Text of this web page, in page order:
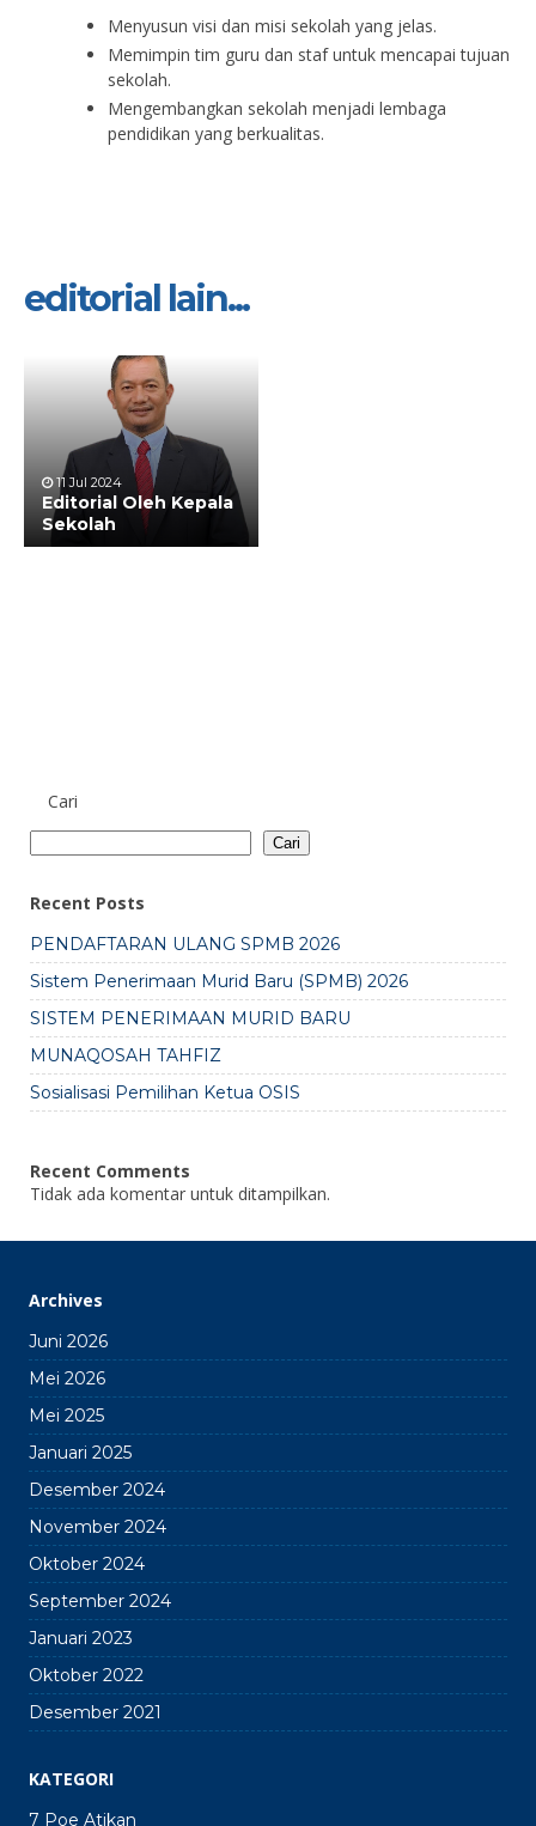
Menyusun visi dan misi sekolah yang jelas.
Memimpin tim guru dan staf untuk mencapai tujuan
sekolah.
Mengembangkan sekolah menjadi lembaga
pendidikan yang berkualitas.
editorial lain...
11 Jul 2024
Editorial Oleh Kepala
Sekolah
Cari
Cari
Recent Posts
PENDAFTARAN ULANG SPMB 2026
Sistem Penerimaan Murid Baru (SPMB) 2026
SISTEM PENERIMAAN MURID BARU
MUNAQOSAH TAHFIZ
Sosialisasi Pemilihan Ketua OSIS
Recent Comments
Tidak ada komentar untuk ditampilkan.
Archives
Juni 2026
Mei 2026
Mei 2025
Januari 2025
Desember 2024
November 2024
Oktober 2024
September 2024
Januari 2023
Oktober 2022
Desember 2021
KATEGORI
7 Poe Atikan